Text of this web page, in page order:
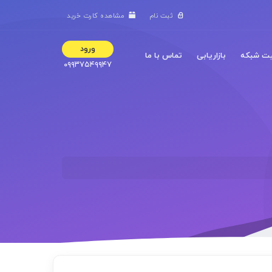
ثبت نام مشاهده کارت خرید
شبکه بازاریابی تماس با ما
ورود
۰۹۹۳۷۵۴۹۹۴۷